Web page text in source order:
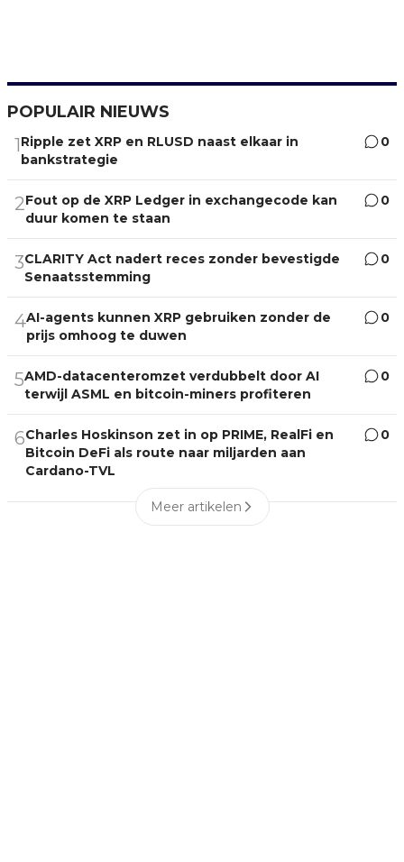
POPULAIR NIEUWS
1Ripple zet XRP en RLUSD naast elkaar in
bankstrategie
0
2Fout op de XRP Ledger in exchangecode kan
duur komen te staan
0
3CLARITY Act nadert reces zonder bevestigde
Senaatsstemming
0
4AI-agents kunnen XRP gebruiken zonder de
prijs omhoog te duwen
0
5AMD-datacenteromzet verdubbelt door AI
terwijl ASML en bitcoin-miners profiteren
0
6Charles Hoskinson zet in op PRIME, RealFi en
Bitcoin DeFi als route naar miljarden aan
Cardano-TVL
0
Meer artikelen